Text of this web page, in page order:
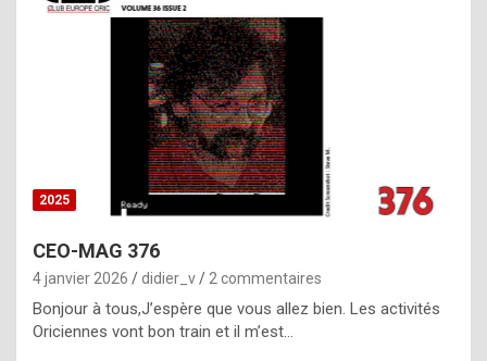
h
i
s
t
o
r
p
e
c
2025
CEO-MAG 376
4 janvier 2026 didier_v 2 commentaires
Bonjour à tous,J’espère que vous allez bien. Les activités
Oriciennes vont bon train et il m’est…